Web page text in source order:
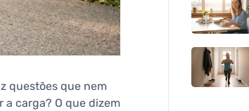
questões que nem
carga? O que dizem